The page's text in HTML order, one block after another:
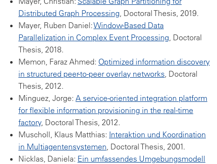
Distributed Graph Processing, Doctoral Thesis, 2019.
Mayer, Ruben Daniel:Window-Based Data
Parallelization in Complex Event Processing, Doctoral
Thesis, 2018.
Memon, Faraz Ahmed: Optimized information discovery
in structured peer-to-peer overlay networks, Doctoral
Thesis, 2012.
Minguez, Jorge: A service-oriented integration platform
for flexible information provisioning in the real-time
factory, Doctoral Thesis, 2012.
Muscholl, Klaus Matthias: Interaktion und Koordination
in Multiagentensystemen, Doctoral Thesis, 2001.
Nicklas, Daniela: Ein umfassendes Umgebungsmodell